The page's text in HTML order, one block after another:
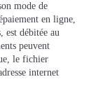
mode de
en ligne,
est débitée au
peuvent
le fichier
internet